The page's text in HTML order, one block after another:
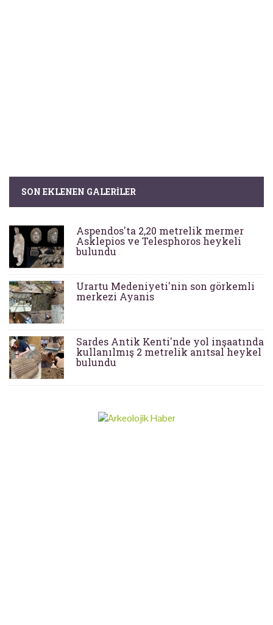
SON EKLENEN GALERILER
Aspendos'ta 2,20 metrelik mermer
Asklepios ve Telesphoros heykeli
bulundu
Urartu Medeniyeti'nin son görkemli
merkezi Ayanis
Sardes Antik Kenti'nde yol inşaatında
kullanılmış 2 metrelik anıtsal heykel
bulundu